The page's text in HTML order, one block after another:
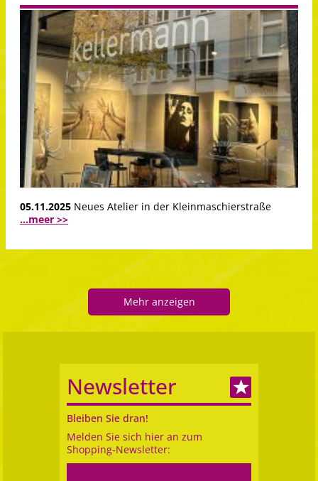
05.11.2025 Neues Atelier in der Kleinmaschierstraße
...meer >>
Mehr anzeigen
Newsletter
Bleiben Sie dran!
Melden Sie sich hier an zum
Shopping-Newsletter: